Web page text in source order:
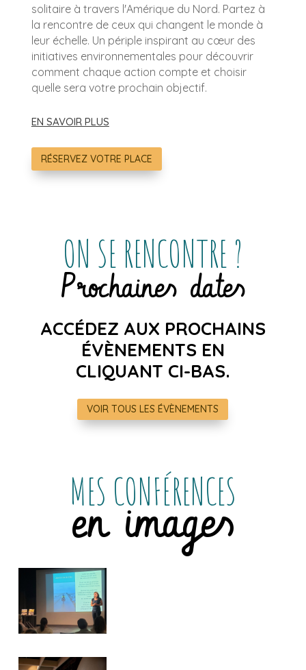
solitaire à travers l'Amérique du Nord. Partez à
la rencontre de ceux qui changent le monde à
leur échelle. Un périple inspirant au cœur des
initiatives environnementales pour découvrir
comment chaque action compte et choisir
quelle sera votre prochain objectif.
EN SAVOIR PLUS
RÉSERVEZ VOTRE PLACE
ON SE RENCONTRE ?
Prochaines dates
ACCÉDEZ AUX PROCHAINS
ÉVÈNEMENTS EN
CLIQUANT CI-BAS.
VOIR TOUS LES ÉVÈNEMENTS
MES CONFÉRENCES
en images